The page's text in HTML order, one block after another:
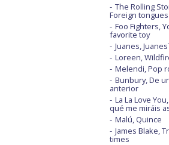
The Rolling
Foreign tongues
Foo Fighters,
favorite toy
Juanes,
Loreen,
Melendi, Pop
Bunbury, De
anterior
La La Love
qué me miráis
Malú, Quince
James Blake,
times